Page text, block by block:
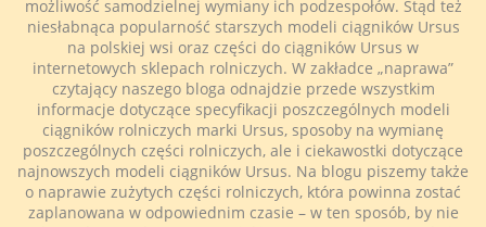
możliwość samodzielnej wymiany ich podzespołów. Stąd też
niesłabnąca popularność starszych modeli ciągników Ursus
na polskiej wsi oraz części do ciągników Ursus w
internetowych sklepach rolniczych. W zakładce „naprawa”
czytający naszego bloga odnajdzie przede wszystkim
informacje dotyczące specyfikacji poszczególnych modeli
ciągników rolniczych marki Ursus, sposoby na wymianę
poszczególnych części rolniczych, ale i ciekawostki dotyczące
najnowszych modeli ciągników Ursus. Na blogu piszemy także
o naprawie zużytych części rolniczych, która powinna zostać
zaplanowana w odpowiednim czasie – w ten sposób, by nie